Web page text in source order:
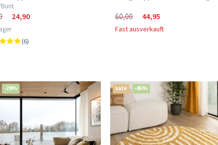
24,90
(6)
60,00 44,95
Fast ausverkauft
-29% sale -45%